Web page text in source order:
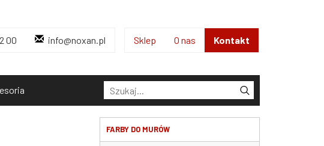
Sklep O nas Kontakt
00 info@noxan.pl
FARBY DO MURÓW